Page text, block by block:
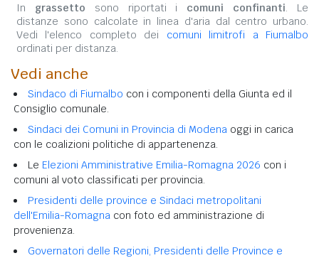
In grassetto sono riportati i comuni confinanti. Le
distanze sono calcolate in linea d'aria dal centro urbano.
Vedi l'elenco completo dei comuni limitrofi a Fiumalbo
ordinati per distanza.
Vedi anche
Sindaco di Fiumalbo con i componenti della Giunta ed il
Consiglio comunale.
Sindaci dei Comuni in Provincia di Modena oggi in carica
con le coalizioni politiche di appartenenza.
Le Elezioni Amministrative Emilia-Romagna 2026 con i
comuni al voto classificati per provincia.
Presidenti delle province e Sindaci metropolitani
dell'Emilia-Romagna con foto ed amministrazione di
provenienza.
Governatori delle Regioni, Presidenti delle Province e